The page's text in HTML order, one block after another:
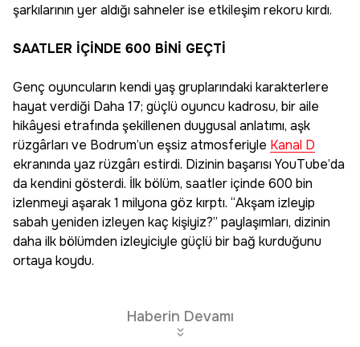
şarkılarının yer aldığı sahneler ise etkileşim rekoru kırdı.
SAATLER İÇİNDE 600 BİNİ GEÇTİ
Genç oyuncuların kendi yaş gruplarındaki karakterlere
hayat verdiği Daha 17; güçlü oyuncu kadrosu, bir aile
hikâyesi etrafında şekillenen duygusal anlatımı, aşk
rüzgârları ve Bodrum’un eşsiz atmosferiyle Kanal D
ekranında yaz rüzgârı estirdi. Dizinin başarısı YouTube’da
da kendini gösterdi. İlk bölüm, saatler içinde 600 bin
izlenmeyi aşarak 1 milyona göz kırptı. “Akşam izleyip
sabah yeniden izleyen kaç kişiyiz?” paylaşımları, dizinin
daha ilk bölümden izleyiciyle güçlü bir bağ kurduğunu
ortaya koydu.
Haberin Devamı